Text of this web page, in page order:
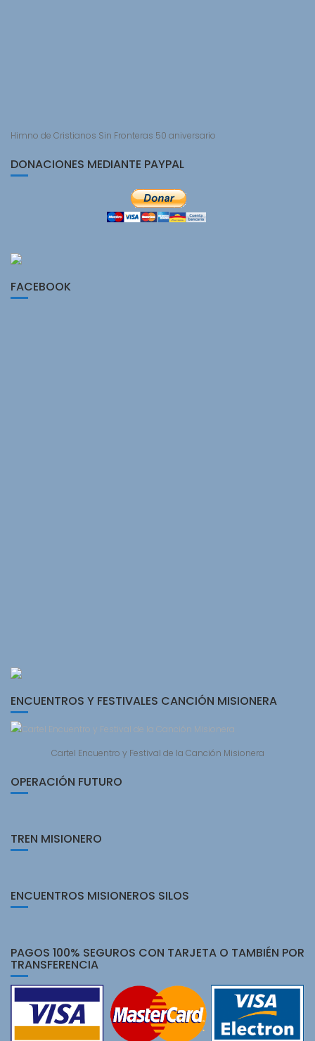
Himno de Cristianos Sin Fronteras 50 aniversario
DONACIONES MEDIANTE PAYPAL
FACEBOOK
ENCUENTROS Y FESTIVALES CANCIÓN MISIONERA
Cartel Encuentro y Festival de la Canción Misionera
OPERACIÓN FUTURO
TREN MISIONERO
ENCUENTROS MISIONEROS SILOS
PAGOS 100% SEGUROS CON TARJETA O TAMBIÉN POR
TRANSFERENCIA